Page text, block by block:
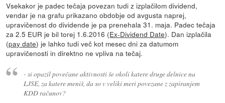
Vsekakor je padec tečaja povezan tudi z izplačilom dividend,
vendar je na grafu prikazano obdobje od avgusta naprej,
upravičenost do dividende je pa prenehala 31. maja. Padec tečaja
za 2.5 EUR je bil torej 1.6.2016 (Ex-Dividend Date). Dan izplačila
(pay date) je lahko tudi več kot mesec dni za datumom
upravičenosti in direktno ne vpliva na tečaj.
- si opazil povečane aktivnosti še okoli katere druge delnice na
LJSE, za katere meniš, da so v veliki meri povezane z zapiranjem
KDD računov?